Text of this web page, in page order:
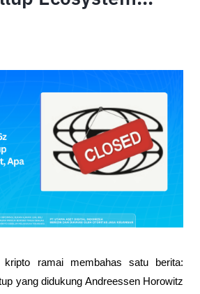
kripto ramai membahas satu berita:
yang didukung Andreessen Horowitz